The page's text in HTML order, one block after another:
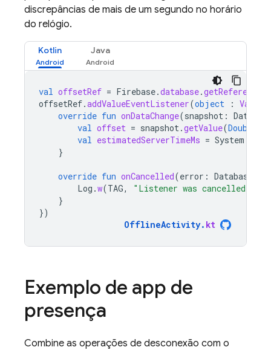
discrepâncias de mais de um segundo no horário
do relógio.
Kotlin Java
val offsetRef = Firebase.database.getReference
offsetRef.addValueEventListener(object :
override fun onDataChange(snapshot :
val offset = snapshot.getValue(Double
val estimatedServerTimeMs = System
}
override fun onCancelled(error :
Log .w(TAG, "Listener was cancelled"
}
})
OfflineActivity. kt
Exemplo de app de
presença
Combine as operações de desconexão com o